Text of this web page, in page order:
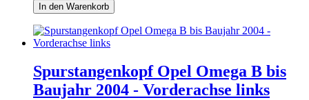
In den Warenkorb
Spurstangenkopf Opel Omega B bis
Baujahr 2004 - Vorderachse links